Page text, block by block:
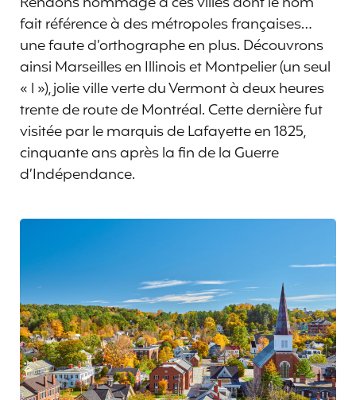
fait référence à des métropoles françaises…
une faute d’orthographe en plus. Découvrons
ainsi Marseilles en Illinois et Montpelier (un seul
« l »), jolie ville verte du Vermont à deux heures
trente de route de Montréal. Cette dernière fut
visitée par le marquis de Lafayette en 1825,
cinquante ans après la fin de la Guerre
d’Indépendance.